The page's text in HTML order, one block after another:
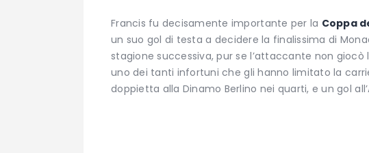
Francis fu decisamente importante per la Coppa
un suo gol di testa a decidere la finalissima di
stagione successiva, pur se l’attaccante non giocò
uno dei tanti infortuni che gli hanno limitato la
doppietta alla Dinamo Berlino nei quarti, e un gol